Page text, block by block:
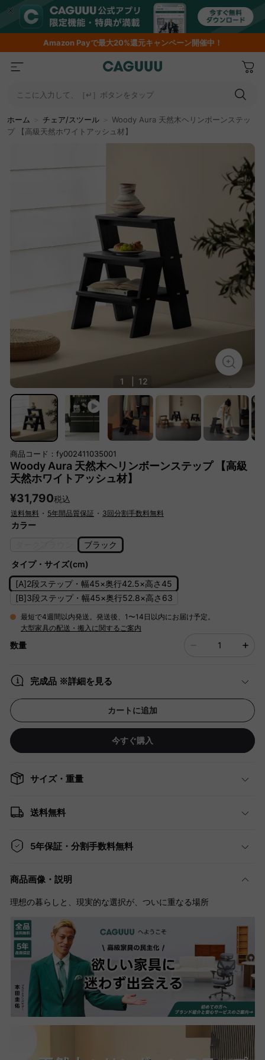
AmazonPayで最大20%還元キャンペーン開催中！
ここに入力して、［↵］ボタンをタップ
ホーム チェア/スツール
Woody Aura 天然木ヘリンボーンステッ
プ 【高級天然ホワイトアッシュ材】
1 12
商品コード：fy002411035001
Woody Aura 天然木ヘリンボーンステップ 【高級
天然ホワイトアッシュ材】
¥31,790税込
送料無料 ・ 5年間品質保証 ・ 3回分割手数料無料
カラー
ブラック
タイプ・サイズ(cm)
[A]2段ステップ・幅45×奥行42.5×高さ45
[B]3段ステップ・幅45×奥行52.8×高さ63
最短で4週間以内発送。発送後、1〜14日以内にお届け予定。
大型家具の配送・搬入に関するご案内
数量
完成品 ※詳細を見る
カートに追加
今すぐ購入
サイズ・重量
送料無料
5年保証・分割手数料無料
商品画像・説明
理想の暮らしと、現実的な選択が、ついに重なる場所